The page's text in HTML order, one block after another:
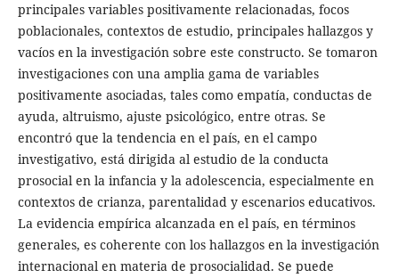
principales variables positivamente relacionadas, focos
poblacionales, contextos de estudio, principales hallazgos y
vacíos en la investigación sobre este constructo. Se tomaron
investigaciones con una amplia gama de variables
positivamente asociadas, tales como empatía, conductas de
ayuda, altruismo, ajuste psicológico, entre otras. Se
encontró que la tendencia en el país, en el campo
investigativo, está dirigida al estudio de la conducta
prosocial en la infancia y la adolescencia, especialmente en
contextos de crianza, parentalidad y escenarios educativos.
La evidencia empírica alcanzada en el país, en términos
generales, es coherente con los hallazgos en la investigación
internacional en materia de prosocialidad. Se puede